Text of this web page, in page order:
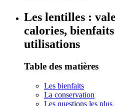
Les lentilles :
calories,
utilisations
Table des matières
Les bienfaits
La conservation
Les questions les plus